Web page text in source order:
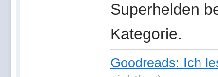
Superhelden
Kategorie.
Goodreads: Ich